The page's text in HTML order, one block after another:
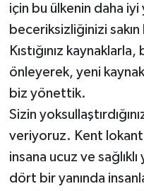
için bu ülkenin daha
beceriksizliğinizi
Kıstığınız
önleyerek, yeni
biz yönettik.
Sizin
veriyoruz. Kent
insana ucuz ve
dört bir yanında